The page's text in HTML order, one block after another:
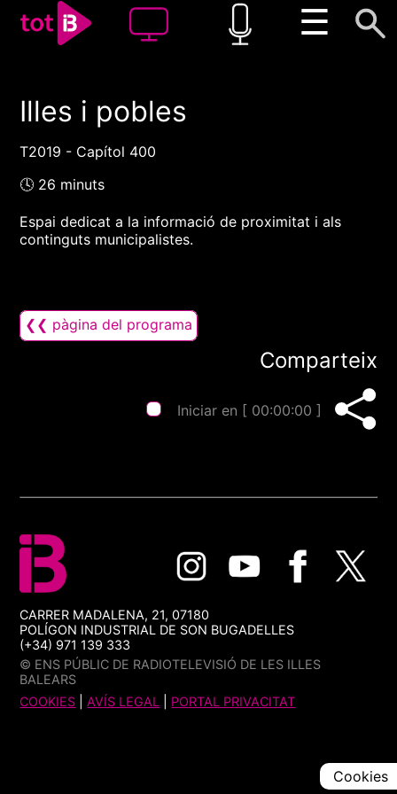
☰
00:00 00:00
1x
Illes i pobles
T2019 - Capítol 400
🕓 26 minuts
Espai dedicat a la informació de proximitat i als
continguts municipalistes.
❮❮ pàgina del programa
Comparteix
Iniciar en [ 00:00:00 ]
CARRER MADALENA, 21, 07180
POLÍGON INDUSTRIAL DE SON BUGADELLES
(+34) 971 139 333
© ENS PÚBLIC DE RADIOTELEVISIÓ DE LES ILLES
BALEARS
COOKIES |AVÍS LEGAL PORTAL PRIVACITAT
Cookies